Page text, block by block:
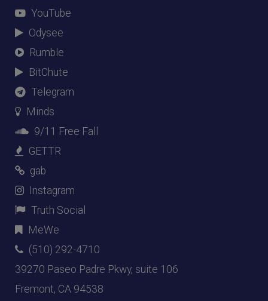
YouTube
Odysee
Rumble
BitChute
Telegram
Minds
9/11 Free Fall
GETTR
gab
Instagram
Truth Social
MeWe
(510) 292-4710
39270 Paseo Padre Pkwy, suite 106
Fremont, CA 94538